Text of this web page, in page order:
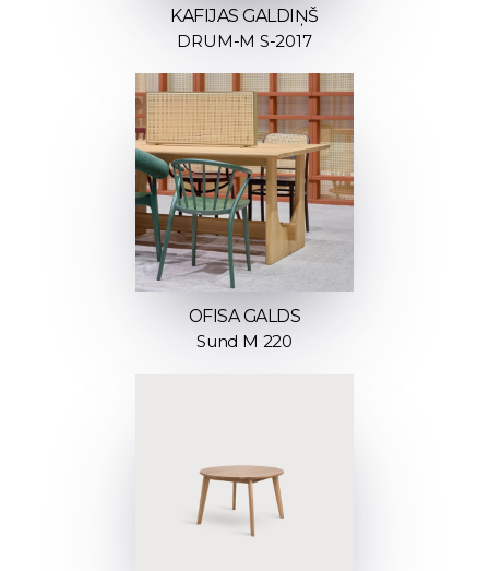
KAFIJAS GALDIŅŠ
DRUM-M S-2017
OFISA GALDS
Sund M 220